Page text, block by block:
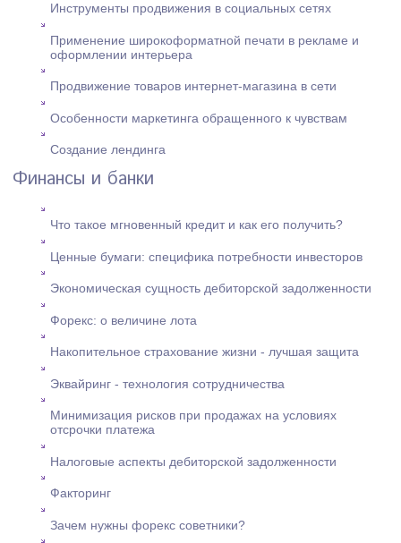
Инструменты продвижения в социальных сетях
Применение широкоформатной печати в рекламе и
оформлении интерьера
Продвижение товаров интернет-магазина в сети
Особенности маркетинга обращенного к чувствам
Создание лендинга
Финансы и банки
Что такое мгновенный кредит и как его получить?
Ценные бумаги: cпецифика потребности инвесторов
Экономическая сущность дебиторской задолженности
Форекс: о величине лота
Накопительное страхование жизни - лучшая защита
Эквайринг - технология сотрудничества
Минимизация рисков при продажах на условиях
отсрочки платежа
Налоговые аспекты дебиторской задолженности
Факторинг
Зачем нужны форекс советники?